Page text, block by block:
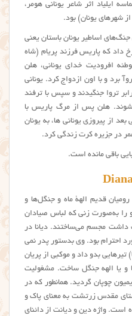
ایلیاد اثر شاعر یونانی هومر،
شهرهای یونان) بود.
اساطیر یونان باستان یعنی
داد که پاریس فرزند پریام (شاه
افرودیت خدای یونانی، هلن
برد و با اون ازدواج کرد. یونانی
تروا جنگیدند و سپس با ترفند
شوند. هلن پس از مرگ پاریس با
از پیروزی یونانی ها، به یونان
عمر در جزیره کرت زندگی کرد.
باقی مانده است.
رومیان قدیم الهۀ ماه و جنگل‌ها و
را به‌صورت زنی که لباس صیادان
مجسم می‌ساختند. دیانا در
احترام بود. وی بدستور پدر نمی
تیرهایی بدو داد و موکبی از پریان
و یا الهه جنگل ساخت. مشغولیت
چوپان گردید. همانطور که در
مقدس زرتشت به معنای پاک و
است. واژه دین و دیانت از دائنای